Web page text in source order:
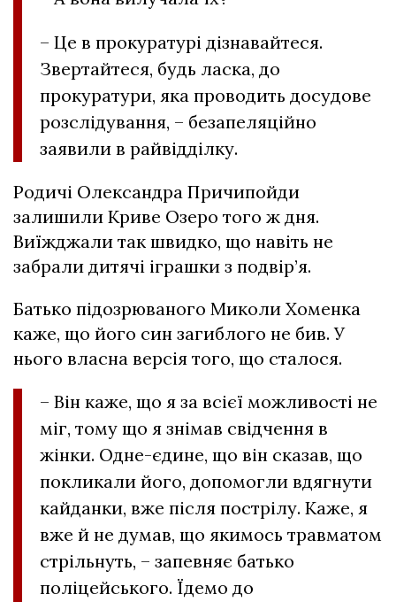
– Це в прокуратурі дізнавайтеся.
Звертайтеся, будь ласка, до
прокуратури, яка проводить досудове
розслідування, – безапеляційно
заявили в райвідділку.
Родичі Олександра Причипойди
залишили Криве Озеро того ж дня.
Виїжджали так швидко, що навіть не
забрали дитячі іграшки з подвір’я.
Батько підозрюваного Миколи Хоменка
каже, що його син загиблого не бив. У
нього власна версія того, що сталося.
– Він каже, що я за всієї можливості не
міг, тому що я знімав свідчення в
жінки. Одне-єдине, що він сказав, що
покликали його, допомогли вдягнути
кайданки, вже після пострілу. Каже, я
вже й не думав, що якимось травматом
стрільнуть, – запевняє батько
поліцейського. Їдемо до